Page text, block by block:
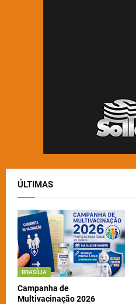
ÚLTIMAS
BRASÍLIA
Campanha de
Multivacinação 2026